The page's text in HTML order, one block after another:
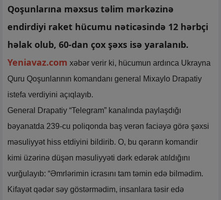
Qoşunlarına məxsus təlim mərkəzinə
endirdiyi raket hücumu nəticəsində 12 hərbçi
həlak olub, 60-dan çox şəxs isə yaralanıb.
Yeniavaz.com xəbər verir ki, hücumun ardınca Ukrayna
Quru Qoşunlarının komandanı general Mixaylo Drapatiy
istefa verdiyini açıqlayıb.
General Drapatiy “Telegram” kanalında paylaşdığı
bəyanatda 239-cu poliqonda baş verən faciəyə görə şəxsi
məsuliyyət hiss etdiyini bildirib. O, bu qərarın komandir
kimi üzərinə düşən məsuliyyəti dərk edərək atıldığını
vurğulayıb: “Əmrlərimin icrasını tam təmin edə bilmədim.
Kifayət qədər səy göstərmədim, insanlara təsir edə